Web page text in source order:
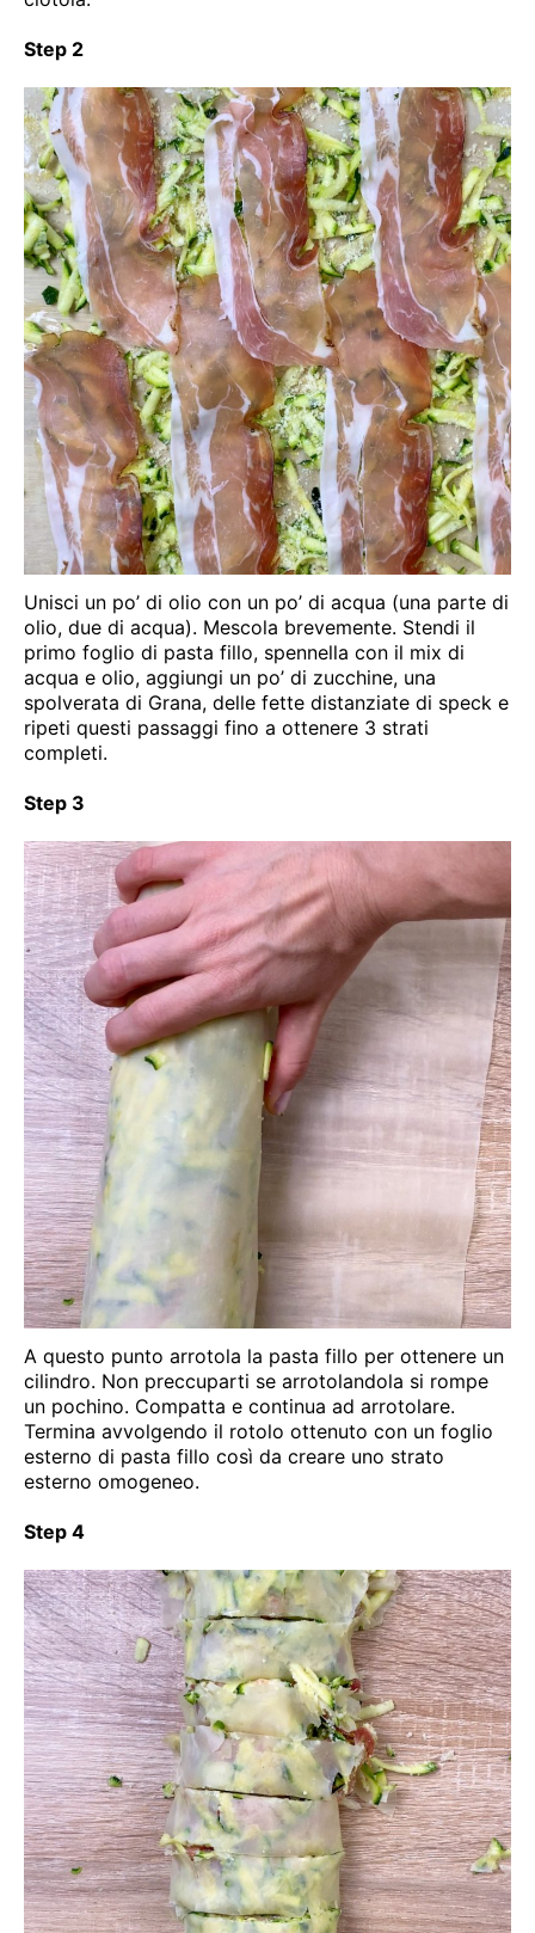
Step 2
Unisci un po’ di olio con un po’ di acqua (una parte di
olio, due di acqua). Mescola brevemente. Stendi il
primo foglio di pasta fillo, spennella con il mix di
acqua e olio, aggiungi un po’ di zucchine, una
spolverata di Grana, delle fette distanziate di speck e
ripeti questi passaggi fino a ottenere 3 strati
completi.
Step 3
A questo punto arrotola la pasta fillo per ottenere un
cilindro. Non preccuparti se arrotolandola si rompe
un pochino. Compatta e continua ad arrotolare.
Termina avvolgendo il rotolo ottenuto con un foglio
esterno di pasta fillo così da creare uno strato
esterno omogeneo.
Step 4